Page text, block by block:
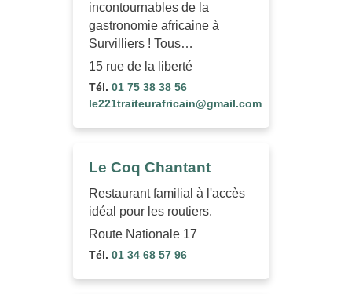
incontournables de la
gastronomie africaine à
Survilliers ! Tous…
15 rue de la liberté
Tél. 01 75 38 38 56
le221traiteurafricain@gmail.com
Le Coq Chantant
Restaurant familial à l'accès
idéal pour les routiers.
Route Nationale 17
Tél. 01 34 68 57 96